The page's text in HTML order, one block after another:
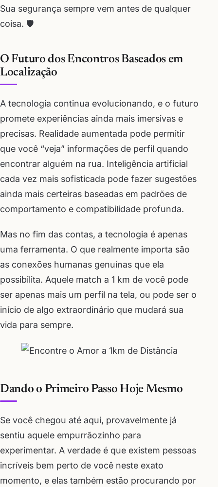
Sua segurança sempre vem antes de qualquer
coisa. 🛡️
O Futuro dos Encontros Baseados em
Localização
A tecnologia continua evolucionando, e o futuro
promete experiências ainda mais imersivas e
precisas. Realidade aumentada pode permitir
que você “veja” informações de perfil quando
encontrar alguém na rua. Inteligência artificial
cada vez mais sofisticada pode fazer sugestões
ainda mais certeiras baseadas em padrões de
comportamento e compatibilidade profunda.
Mas no fim das contas, a tecnologia é apenas
uma ferramenta. O que realmente importa são
as conexões humanas genuínas que ela
possibilita. Aquele match a 1 km de você pode
ser apenas mais um perfil na tela, ou pode ser o
início de algo extraordinário que mudará sua
vida para sempre.
Dando o Primeiro Passo Hoje Mesmo
Se você chegou até aqui, provavelmente já
sentiu aquele empurrãozinho para
experimentar. A verdade é que existem pessoas
incríveis bem perto de você neste exato
momento, e elas também estão procurando por